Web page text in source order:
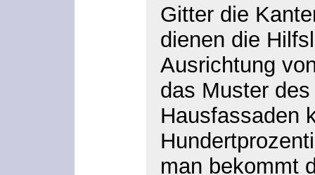
Gitter die
dienen die
Ausrichtung
das Muster
Hausfassaden
man bekommt